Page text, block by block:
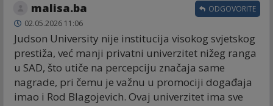
malisa.ba
02.05.2026 11:06
Judson University nije institucija visokog svjetskog
prestiža, već manji privatni univerzitet nižeg ranga
u SAD, što utiče na percepciju značaja same
nagrade, pri čemu je važnu u promociji događaja
imao i Rod Blagojevich. Ovaj univerzitet ima sve
ODGOVORITE